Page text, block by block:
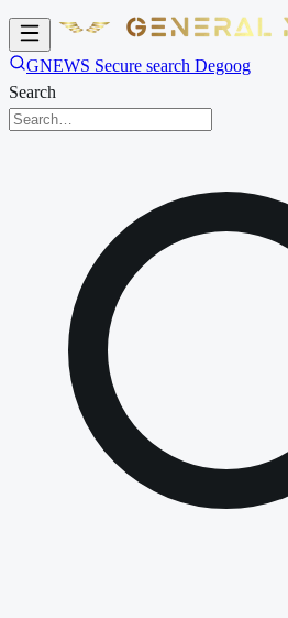
GNEWS Secure search Degoog
Search